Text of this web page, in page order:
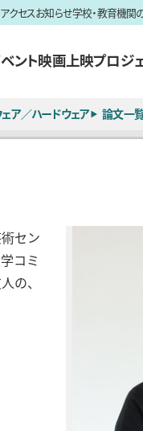
アクセスお知らせ学校・教育機関
ント映画上映プロジ
ェア／ハードウェア 論文一
セン
コミ
の、